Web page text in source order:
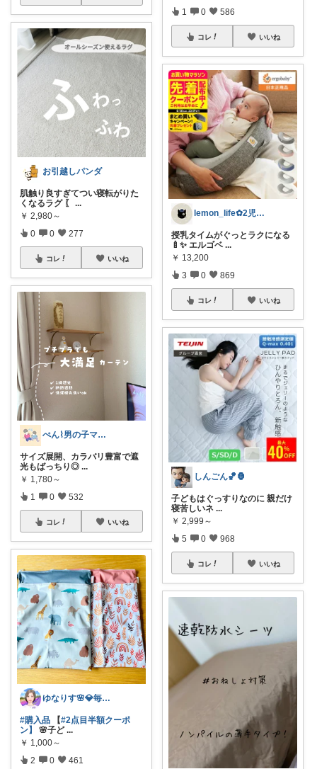
お引越しパンダ
肌触り良すぎてつい寝転がりた
くなるラグ 〖 ...
￥ 2,980～
0 0 277
コレ いいね
ぺん⌇男の子ママの暮らしと推し
サイズ展開、カラバリ豊富で遮
光もばっちり◎ ...
￥ 1,780～
1 0 532
コレ いいね
ゆなりす🌸💎毎日投稿💎朝コレ
#購入品 【#2点目半額クーポ
ン】
🌸子ど ...
￥ 1,000～
2 0 461
1 0 586
コレ いいね
lemon_life✿2児ママ
授乳タイムがぐっとラクになる
🍼✨ エルゴベ ...
￥ 13,200
3 0 869
コレ いいね
しんごん🏀🦍
子どもはぐっすりなのに 親だけ
寝苦しいネ ...
￥ 2,999～
5 0 968
コレ いいね